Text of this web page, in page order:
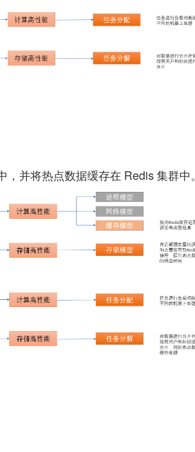
并将热点数据缓存在 Redis 集群中。